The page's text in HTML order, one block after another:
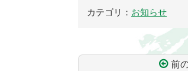
カテゴリ： お知らせ
前